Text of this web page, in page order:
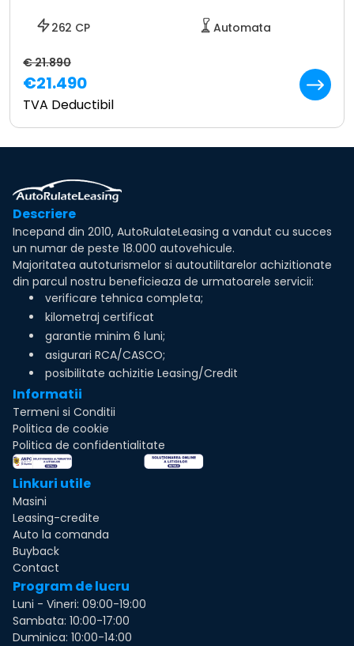
262 CP Automata
€ 21.890
€21.490
TVA Deductibil
Descriere
Incepand din 2010, AutoRulateLeasing a vandut cu succes
un numar de peste 18.000 autovehicule.
Majoritatea autoturismelor si autoutilitarelor achizitionate
din parcul nostru beneficieaza de urmatoarele servicii:
verificare tehnica completa;
kilometraj certificat
garantie minim 6 luni;
asigurari RCA/CASCO;
posibilitate achizitie Leasing/Credit
Informatii
Termeni si Conditii
Politica de cookie
Politica de confidentialitate
Linkuri utile
Masini
Leasing-credite
Auto la comanda
Buyback
Contact
Program de lucru
Luni - Vineri: 09:00-19:00
Sambata: 10:00-17:00
Duminica: 10:00-14:00